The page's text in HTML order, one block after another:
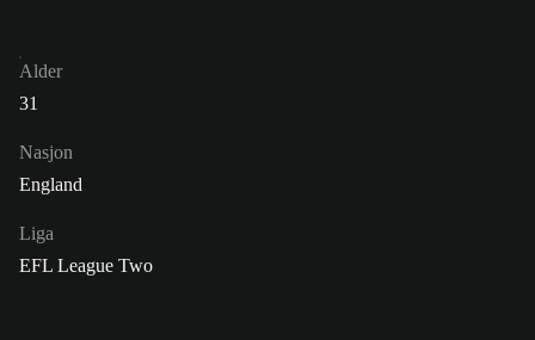
Alder
31
Nasjon
England
Liga
EFL League Two